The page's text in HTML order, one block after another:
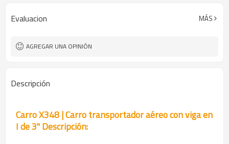
Evaluacion MÁS
AGREGAR UNA OPINIÓN
Descripción
Carro X348 | Carro transportador aéreo con viga en
I de 3" Descripción: